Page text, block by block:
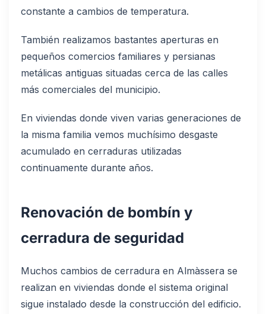
constante a cambios de temperatura.
También realizamos bastantes aperturas en
pequeños comercios familiares y persianas
metálicas antiguas situadas cerca de las calles
más comerciales del municipio.
En viviendas donde viven varias generaciones de
la misma familia vemos muchísimo desgaste
acumulado en cerraduras utilizadas
continuamente durante años.
Renovación de bombín y
cerradura de seguridad
Muchos cambios de cerradura en Almàssera se
realizan en viviendas donde el sistema original
sigue instalado desde la construcción del edificio.